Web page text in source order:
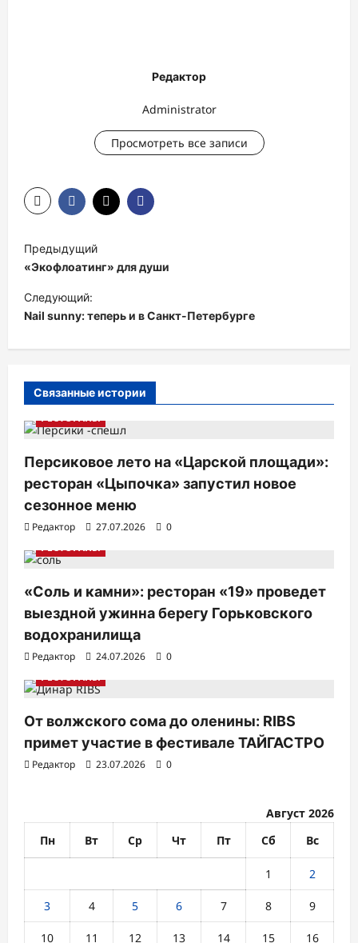
Редактор
Administrator
Просмотреть все записи
а
в
и
ц
я
п
о
з
а
п
и
с
я
м
Предыдущий
«Экофлоатинг» для души
Следующий:
Nail sunny: теперь и в Санкт-Петербурге
Связанные истории
РЕСТОРАНЫ
Персиковое лето на «Царской площади»:
ресторан «Цыпочка» запустил новое
сезонное меню
Редактор 27.07.2026
0
РЕСТОРАНЫ
«Соль и камни»: ресторан «19» проведет
выездной ужинна берегу Горьковского
водохранилища
Редактор 24.07.2026
0
РЕСТОРАНЫ
От волжского сома до оленины: RIBS
примет участие в фестивале ТАЙГАСТРО
Редактор 23.07.2026 0
Август 2026
Пн
Вт Ср Чт Пт Сб Вс
1 2
3 4 5 6 7 8 9
10 11 12 13 14 15 16